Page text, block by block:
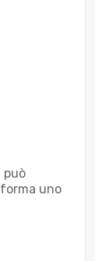
può
uno